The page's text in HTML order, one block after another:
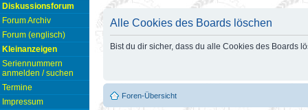
Diskussionsforum
Forum Archiv
Forum (englisch)
Kleinanzeigen
Seriennummern
anmelden / suchen
Termine
Impressum
Alle Cookies des Boards löschen
Bist du dir sicher, dass du alle Cookies des Boards
Foren-Übersicht